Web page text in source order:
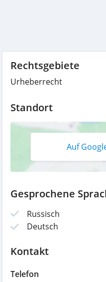
Rechtsgebiete
Urheberrecht
Standort
Auf
Gesprochene
Russisch
Deutsch
Kontakt
Telefon